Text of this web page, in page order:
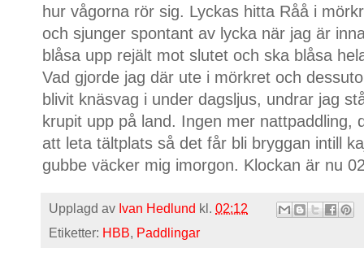
hur vågorna rör sig. Lyckas hitta Råå i
och sjunger spontant av lycka när jag är
blåsa upp rejält mot slutet och ska blåsa
Vad gjorde jag där ute i mörkret och
blivit knäsvag i under dagsljus, undrar jag
krupit upp på land. Ingen mer
att leta tältplats så det får bli bryggan intill
gubbe väcker mig imorgon. Klockan är nu
Upplagd av Ivan Hedlund kl. 02:12
Etiketter: HBB, Paddlingar